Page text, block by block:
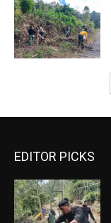
EDITOR PICKS